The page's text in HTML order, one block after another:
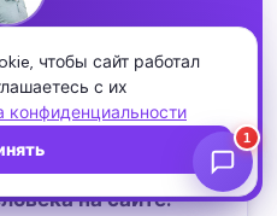
демонстрации
секунды
на сайте.
сайт бесплатно
ошибки, скорость, мета
чинить первым.
аудит →
чтобы сайт работал
с их
конфиденциальности